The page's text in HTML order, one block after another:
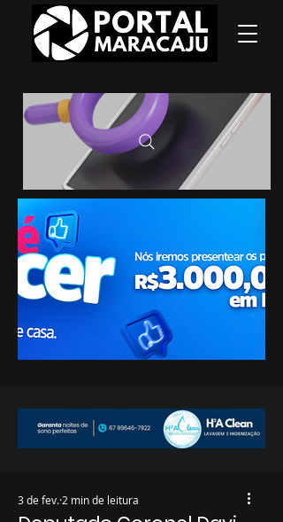
3 de fev. 2 min de leitura